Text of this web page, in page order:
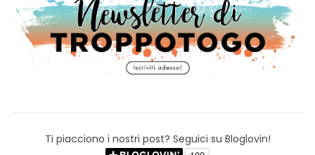
Ti piacciono i nostri post? Seguici su Bloglovin!